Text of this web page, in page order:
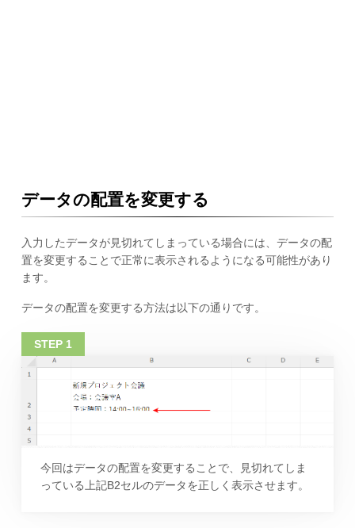
データの配置を変更する
入力したデータが見切れてしまっている場合には、データの配
置を変更することで正常に表示されるようになる可能性があり
ます。
データの配置を変更する方法は以下の通りです。
今回はデータの配置を変更することで、見切れてしま
っている上記B2セルのデータを正しく表示させます。